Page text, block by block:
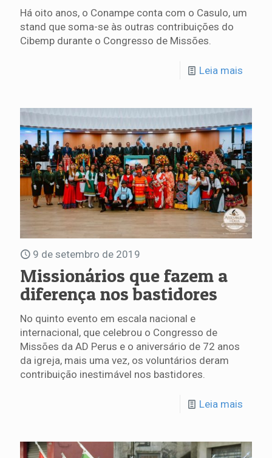
Há oito anos, o Conampe conta com o Casulo, um
stand que soma-se às outras contribuições do
Cibemp durante o Congresso de Missões.
Leia mais
9 de setembro de 2019
Missionários que fazem a
diferença nos bastidores
No quinto evento em escala nacional e
internacional, que celebrou o Congresso de
Missões da AD Perus e o aniversário de 72 anos
da igreja, mais uma vez, os voluntários deram
contribuição inestimável nos bastidores.
Leia mais